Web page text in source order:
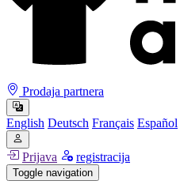
Prodaja partnera
English Deutsch Français Español
Prijava registracija
Toggle navigation